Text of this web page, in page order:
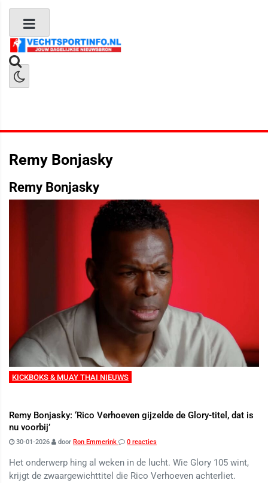
Remy Bonjasky
Remy Bonjasky
KICKBOKS & MUAY THAI NIEUWS
Remy Bonjasky: ‘Rico Verhoeven gijzelde de Glory-titel, dat is
nu voorbij’
30-01-2026 door Ron Emmerink 0 reacties
Het onderwerp hing al weken in de lucht. Wie Glory 105 wint,
krijgt de zwaargewichttitel die Rico Verhoeven achterliet.